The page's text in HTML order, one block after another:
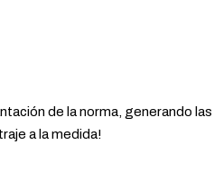
de la norma, generando
a la medida!